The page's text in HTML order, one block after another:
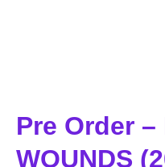
Pre Order –
WOUNDS